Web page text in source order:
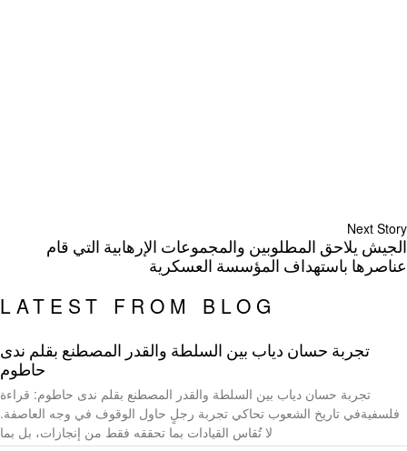
Next Story
الجيش يلاحق المطلوبين والمجموعات الإرهابية التي قام
عناصرها باستهداف المؤسسة العسكرية
LATEST FROM BLOG
تجربة حسان دياب بين السلطة والقدر المصطنع بقلم ندى
حاطوم
تجربة حسان دياب بين السلطة والقدر المصطنع بقلم ندى حاطوم: قراءة
فلسفيةفي تاريخ الشعوب تحاكي تجربة رجلٍ حاول الوقوف في وجه العاصفة.
لا تُقاس القيادات بما تحققه فقط من إنجازات، بل بما